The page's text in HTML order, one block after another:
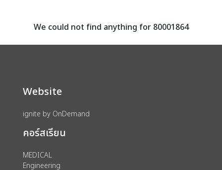
assignment ลงทะเบียน
We could not find anything for 80001864
Website
ignite by OnDemand
คอร์สเรียน
MEDICAL
Engineering